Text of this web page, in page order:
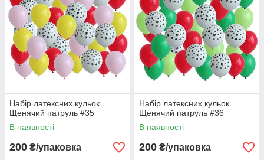
Набір латексних кульок
Щенячий патруль #35
В наявності
200 ₴/упаковка
Набір латексних кульок
Щенячий патруль #36
В наявності
200 ₴/упаковка